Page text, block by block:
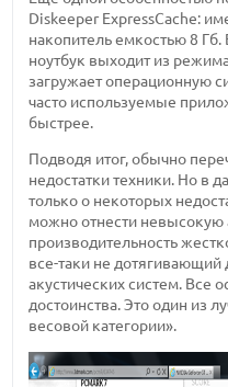
Diskeeper ExpressCache:
накопитель емкостью 8 Гб.
ноутбук выходит из
загружает операционную
часто используемые
быстрее.
Подводя итог, обычно
недостатки техники. Но в
только о некоторых
можно отнести невысокую
производительность
все-таки не дотягивающий
акустических систем. Все
достоинства. Это один из
весовой категории».